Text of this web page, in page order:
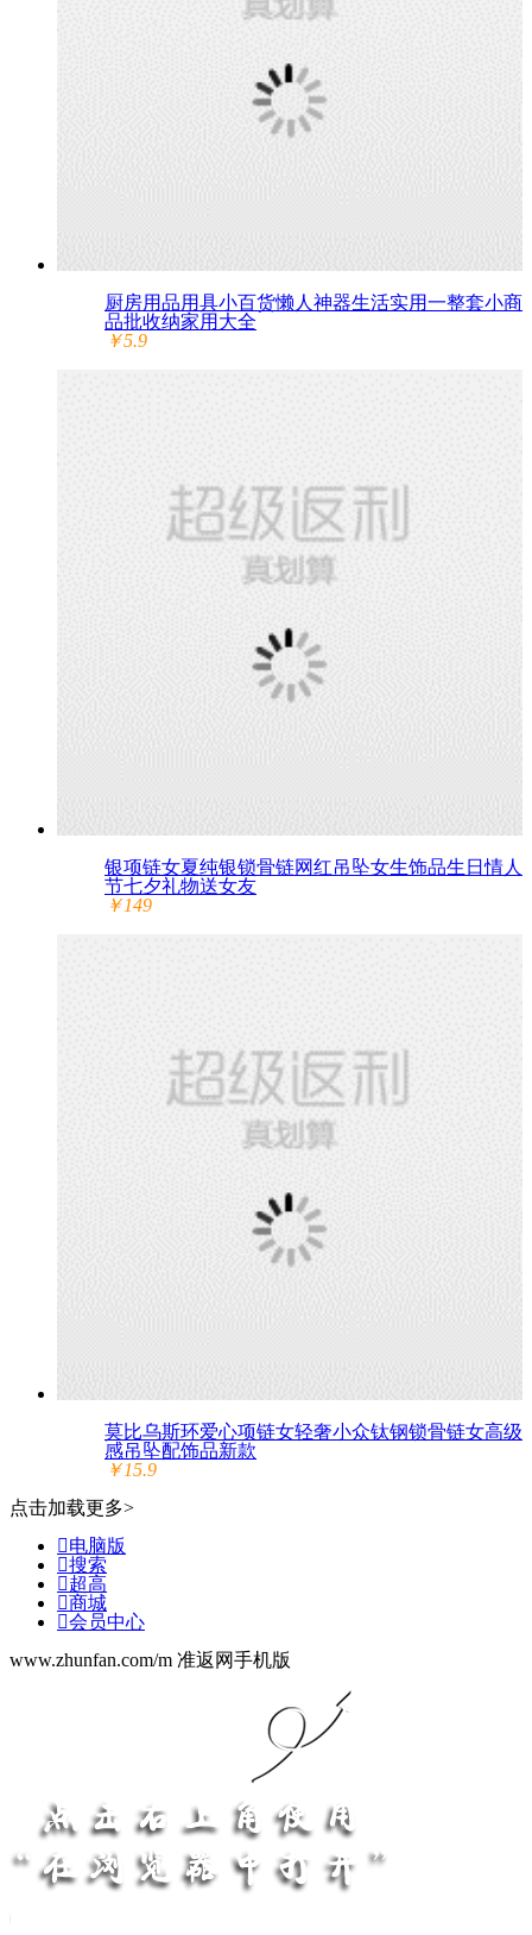
厨房用品用具小百货懒人神器生活实用一整套小商
品批收纳家用大全
￥5.9
银项链女夏纯银锁骨链网红吊坠女生饰品生日情人
节七夕礼物送女友
￥149
莫比乌斯环爱心项链女轻奢小众钛钢锁骨链女高级
感吊坠配饰品新款
￥15.9
点击加载更多>
电脑版
搜索
超高
商城
会员中心
www.zhunfan.com/m 准返网手机版